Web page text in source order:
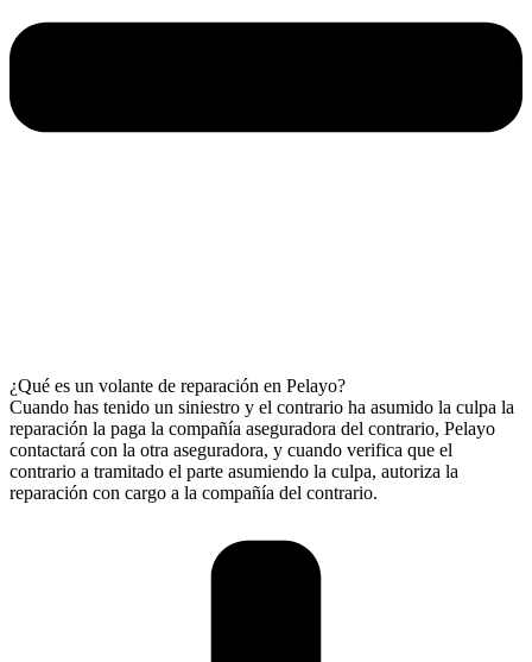
¿Qué es un volante de reparación en Pelayo?
Cuando has tenido un siniestro y el contrario ha asumido la culpa la
reparación la paga la compañía aseguradora del contrario, Pelayo
contactará con la otra aseguradora, y cuando verifica que el
contrario a tramitado el parte asumiendo la culpa, autoriza la
reparación con cargo a la compañía del contrario.